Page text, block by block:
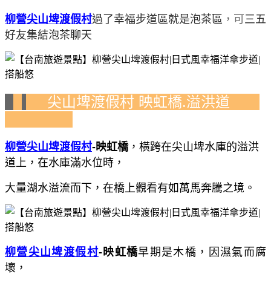
柳營尖山埤渡假村過了幸福步道區就是泡茶區 ，可三五
好友集結泡茶聊天
尖山埤渡假村 映虹橋.溢洪道
柳營尖山埤渡假村-映虹橋，橫跨在尖山埤水庫的溢洪
道上，在水庫滿水位時，
大量湖水溢流而下，在橋上觀看有如萬馬奔騰之境。
柳營尖山埤渡假村-映虹橋早期是木橋，因濕氣而腐
壞，